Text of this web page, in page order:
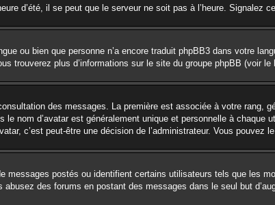
d’été, il se peut que le serveur ne soit pas à l’heure. Signalez
ou bien que personne n’a encore traduit phpBB3 dans votre
trouverez plus d’informations sur le site du groupe phpBB (voir le
des messages. La première est associée à votre
nom d’avatar est généralement unique et personnelle à chaque
c’est peut-être une décision de l’administrateur. Vous pouvez
messages postés ou identifient certains utilisateurs tels que les
abusez des forums en postant des messages dans le seul but